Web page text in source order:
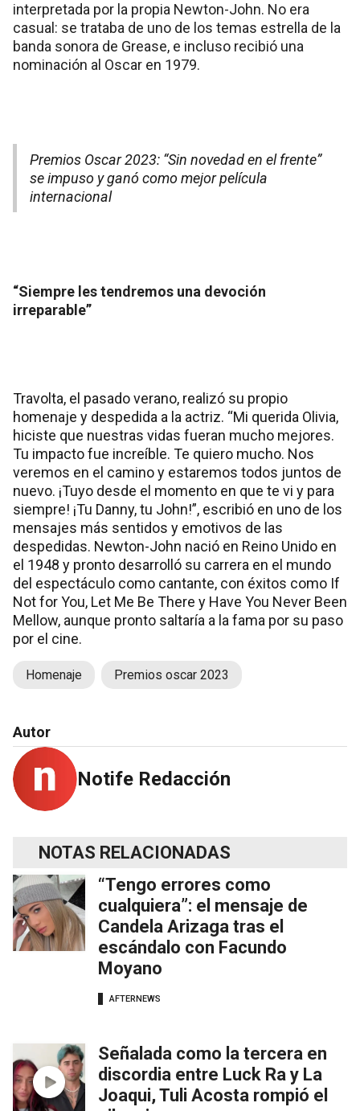
interpretada por la propia Newton-John. No era
casual: se trataba de uno de los temas estrella de la
banda sonora de Grease, e incluso recibió una
nominación al Oscar en 1979.
Premios Oscar 2023: “Sin novedad en el frente”
se impuso y ganó como mejor película
internacional
“Siempre les tendremos una devoción
irreparable”
Travolta, el pasado verano, realizó su propio
homenaje y despedida a la actriz. “Mi querida Olivia,
hiciste que nuestras vidas fueran mucho mejores.
Tu impacto fue increíble. Te quiero mucho. Nos
veremos en el camino y estaremos todos juntos de
nuevo. ¡Tuyo desde el momento en que te vi y para
siempre! ¡Tu Danny, tu John!”, escribió en uno de los
mensajes más sentidos y emotivos de las
despedidas. Newton-John nació en Reino Unido en
el 1948 y pronto desarrolló su carrera en el mundo
del espectáculo como cantante, con éxitos como If
Not for You, Let Me Be There y Have You Never Been
Mellow, aunque pronto saltaría a la fama por su paso
por el cine.
Homenaje Premios oscar 2023
Autor
Notife Redacción
NOTAS RELACIONADAS
“Tengo errores como
cualquiera”: el mensaje de
Candela Arizaga tras el
escándalo con Facundo
Moyano
AFTERNEWS
Señalada como la tercera en
discordia entre Luck Ra y La
Joaqui, Tuli Acosta rompió el